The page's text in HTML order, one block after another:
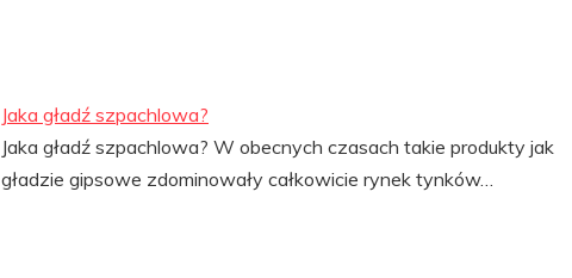
Jaka gładź szpachlowa?
Jaka gładź szpachlowa? W obecnych czasach takie produkty jak
gładzie gipsowe zdominowały całkowicie rynek tynków…